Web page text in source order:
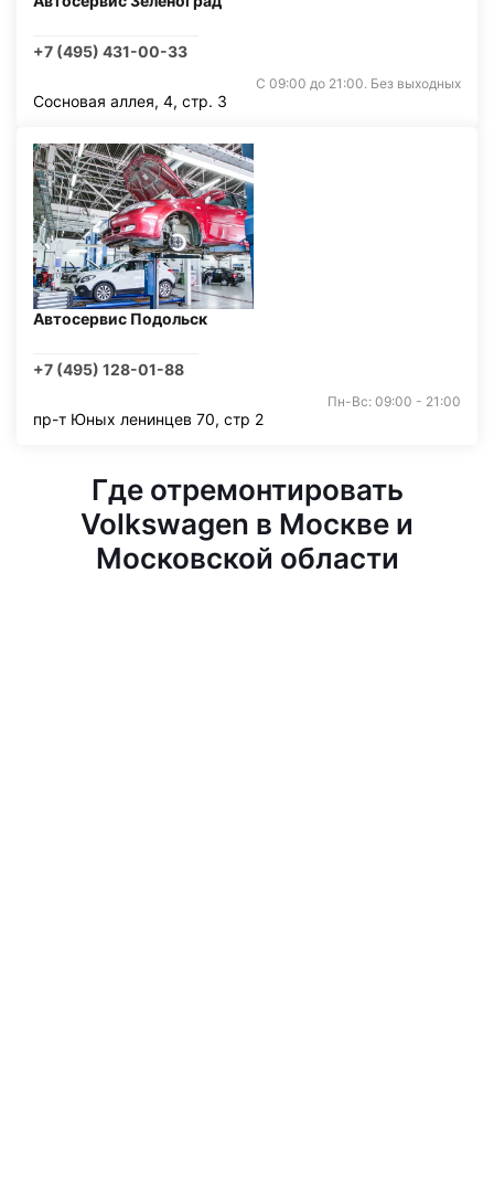
+7 (495) 431-00-33
С 09:00 до 21:00. Без выходных
Сосновая аллея, 4, стр. 3
Автосервис Подольск
+7 (495) 128-01-88
Пн-Вс: 09:00 - 21:00
пр-т Юных ленинцев 70, стр 2
Где отремонтировать
Volkswagen в Москве и
Московской области